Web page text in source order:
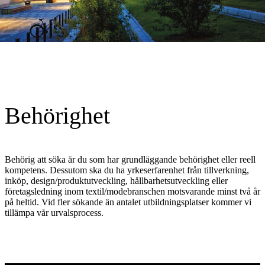
Behörighet
Behörig att söka är du som har grundläggande behörighet eller reell
kompetens. Dessutom ska du ha yrkeserfarenhet från tillverkning,
inköp, design/produktutveckling, hållbarhetsutveckling eller
företagsledning inom textil/modebranschen motsvarande minst två år
på heltid. Vid fler sökande än antalet utbildningsplatser kommer vi
tillämpa vår urvalsprocess.